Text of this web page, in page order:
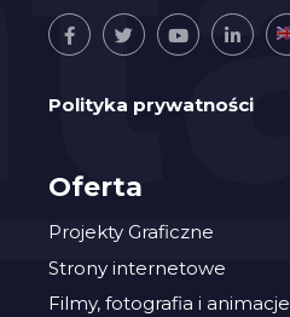
Polityka prywatności
Oferta
Projekty Graficzne
Strony internetowe
Filmy, fotografia i animacje